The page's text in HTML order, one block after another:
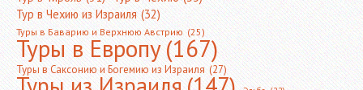
Тур в Чехию из Израиля (32)
Туры в Баварию и Верхнюю Австрию (25)
Туры в Европу(167)
Туры в Саксонию и Богемию из Израиля (27)